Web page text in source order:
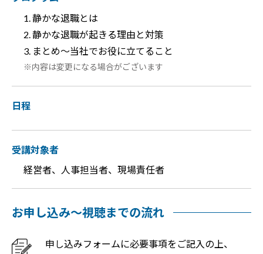
静かな退職とは
静かな退職が起きる理由と対策
まとめ～当社でお役に立てること
内容は変更になる場合がございます
日程
受講対象者
経営者、人事担当者、現場責任者
お申し込み～視聴までの流れ
申し込みフォームに必要事項をご記入の上、